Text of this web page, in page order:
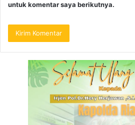
untuk komentar saya berikutnya.